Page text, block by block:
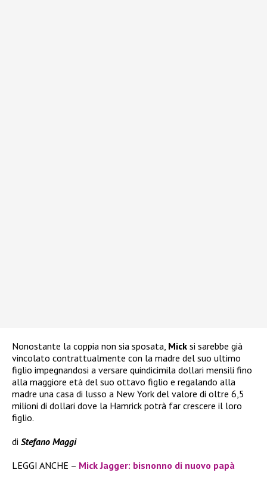
Nonostante la coppia non sia sposata, Mick si sarebbe già
vincolato contrattualmente con la madre del suo ultimo
figlio impegnandosi a versare quindicimila dollari mensili fino
alla maggiore età del suo ottavo figlio e regalando alla
madre una casa di lusso a New York del valore di oltre 6,5
milioni di dollari dove la Hamrick potrà far crescere il loro
figlio.
di Stefano Maggi
LEGGI ANCHE – Mick Jagger: bisnonno di nuovo papà